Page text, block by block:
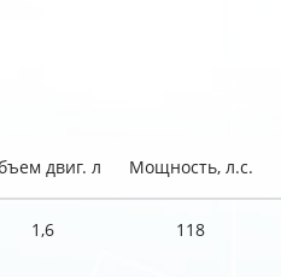
двиг. л Мощность, л.с.
1,6 118